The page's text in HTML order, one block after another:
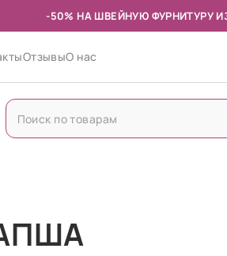
-50% НА ШВЕЙНУЮ ФУРНИТУРУ
ОтзывыО нас